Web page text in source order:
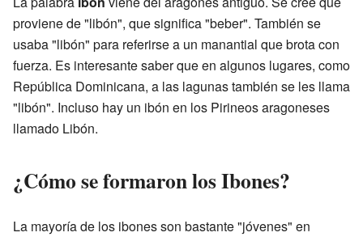
proviene de "libón", que significa "beber". También se
usaba "libón" para referirse a un manantial que brota con
fuerza. Es interesante saber que en algunos lugares, como
República Dominicana, a las lagunas también se les llama
"libón". Incluso hay un ibón en los Pirineos aragoneses
llamado Libón.
¿Cómo se formaron los Ibones?
La mayoría de los ibones son bastante "jóvenes" en